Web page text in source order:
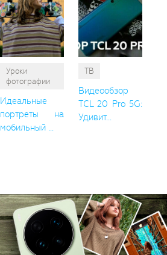
Уроки
фотографии
Идеальные
портреты на
мобильный ...
ТВ
Видеообзор
TCL 20 Pro 5G:
Удивит...